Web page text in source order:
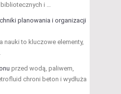
i …
planowania i organizacji
nauki to kluczowe elementy,
przed wodą, paliwem,
chroni beton i wydłuża